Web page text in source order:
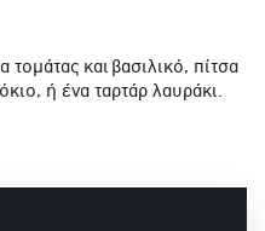
και βασιλικό, πίτσα
ή ένα ταρτάρ λαυράκι.